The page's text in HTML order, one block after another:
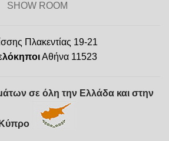
SHOW ROOM
Πλακεντίας 19-21
Αθήνα 11523
σε όλη την Ελλάδα και στην
Κύπρο